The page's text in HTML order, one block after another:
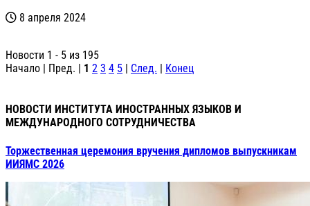
8 апреля 2024
Новости 1 - 5 из 195
Начало | Пред. | 1 2 3 4 5 | След. | Конец
НОВОСТИ ИНСТИТУТА ИНОСТРАННЫХ ЯЗЫКОВ И
МЕЖДУНАРОДНОГО СОТРУДНИЧЕСТВА
Торжественная церемония вручения дипломов выпускникам
ИИЯМС 2026